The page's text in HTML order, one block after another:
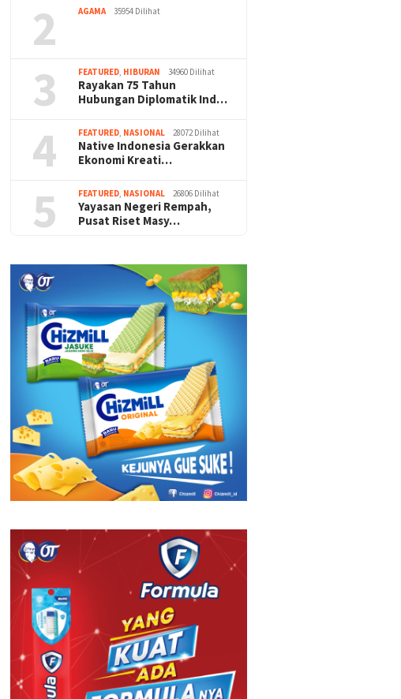
2 AGAMA 35954 Dilihat
3 FEATURED, HIBURAN 34960 Dilihat
Rayakan 75 Tahun
Hubungan Diplomatik Ind…
4 FEATURED, NASIONAL 28072 Dilihat
Native Indonesia Gerakkan
Ekonomi Kreati…
5 FEATURED, NASIONAL 26806 Dilihat
Yayasan Negeri Rempah,
Pusat Riset Masy…